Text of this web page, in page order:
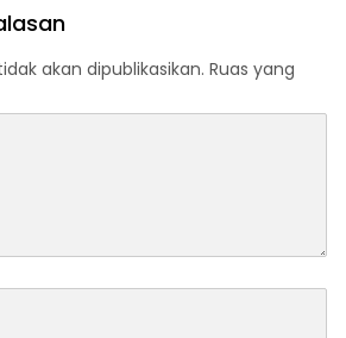
akan dipublikasikan. Ruas yang